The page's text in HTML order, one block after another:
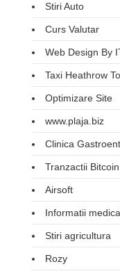
Stiri Auto
Curs Valutar
Web Design By
Taxi Heathrow
Optimizare Site
www.plaja.biz
Clinica
Tranzactii
Airsoft
Informatii
Stiri agricultura
Rozy